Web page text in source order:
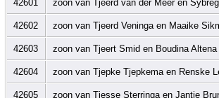
42601 zoon van Tjeerd van der Meer en
42602 zoon van Tjeerd Veninga en Maaike
42603 zoon van Tjeert Smid en Boudina Altena
42604 zoon van Tjepke Tjepkema en Renske
42605 zoon van Tjesse Sterringa en Jantje